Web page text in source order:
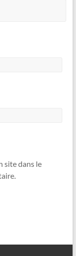
site dans le